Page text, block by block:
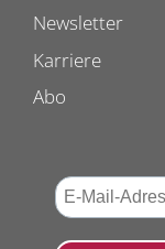
Newsletter
Karriere
Abo